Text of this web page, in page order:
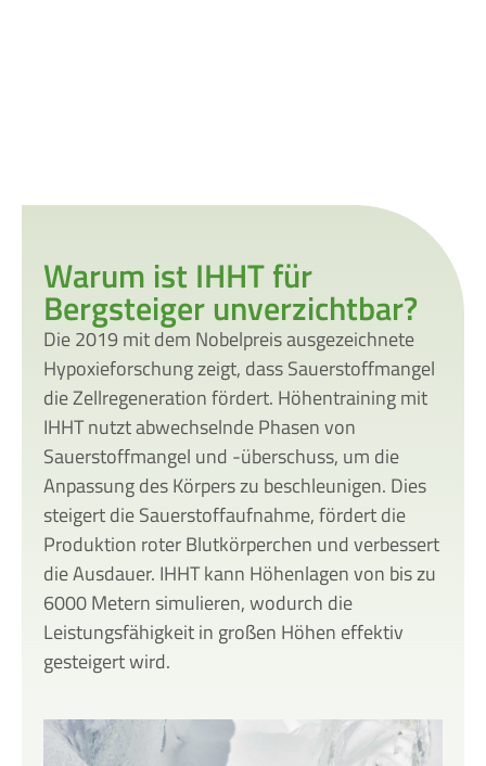
Warum ist IHHT für
Bergsteiger unverzichtbar?
Die 2019 mit dem Nobelpreis ausgezeichnete
Hypoxieforschung zeigt, dass Sauerstoffmangel
die Zellregeneration fördert. Höhentraining mit
IHHT nutzt abwechselnde Phasen von
Sauerstoffmangel und -überschuss, um die
Anpassung des Körpers zu beschleunigen. Dies
steigert die Sauerstoffaufnahme, fördert die
Produktion roter Blutkörperchen und verbessert
die Ausdauer. IHHT kann Höhenlagen von bis zu
6000 Metern simulieren, wodurch die
Leistungsfähigkeit in großen Höhen effektiv
gesteigert wird.